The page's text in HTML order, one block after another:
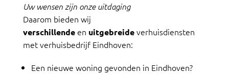
Uw wensen zijn onze uitdaging
Daarom bieden wij
verschillende en uitgebreideverhuisdiensten
met verhuisbedrijf Eindhoven:
Een nieuwe woning gevonden in Eindhoven?